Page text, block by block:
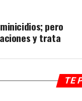
pero
y trata
TE